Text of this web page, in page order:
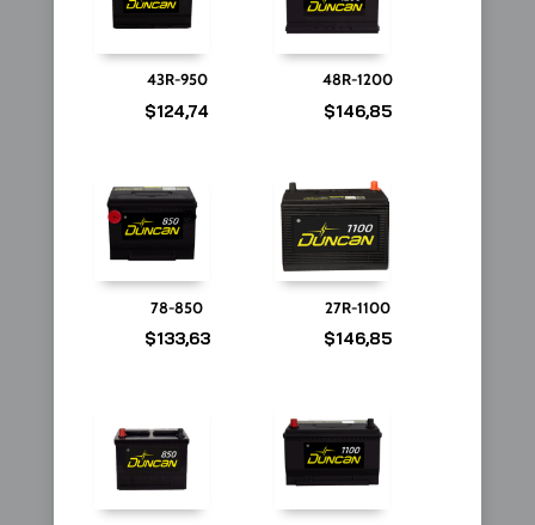
43R-950
$124,74
48R-1200
$146,85
78-850
$133,63
27R-1100
$146,85